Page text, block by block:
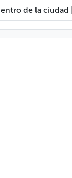
del cristal de
dorado o
el grabado, son
de lujo, que
de la ciudad